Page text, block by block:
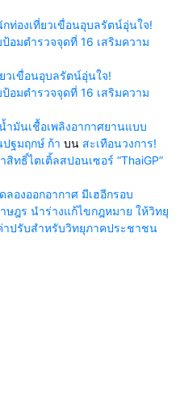
ท่องเที่ยวเขื่อนอุบลรัตน์อุ่นใจ!
อมตำรวจจุดที่ 16 เสริมความ
วเขื่อนอุบลรัตน์อุ่นใจ!
อมตำรวจจุดที่ 16 เสริมความ
ำมันเชื้อเพลิงอากาศยานแบบ
ปฐมฤกษ์ ก้า บน สะเทือนวงการ!
ทธิ์ไตเติ้ลสปอนเซอร์ “ThaiGP”
ลองออกอากาศ มีเฮอีกรอบ
ษฎร นำร่างแก้ไขกฎหมาย ให้วิทยุ
ปรับสำหรับวิทยุภาคประชาชน